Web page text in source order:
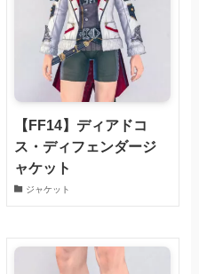
【FF14】ディアドコ
ス・ディフェンダージ
ャケット
ジャケット